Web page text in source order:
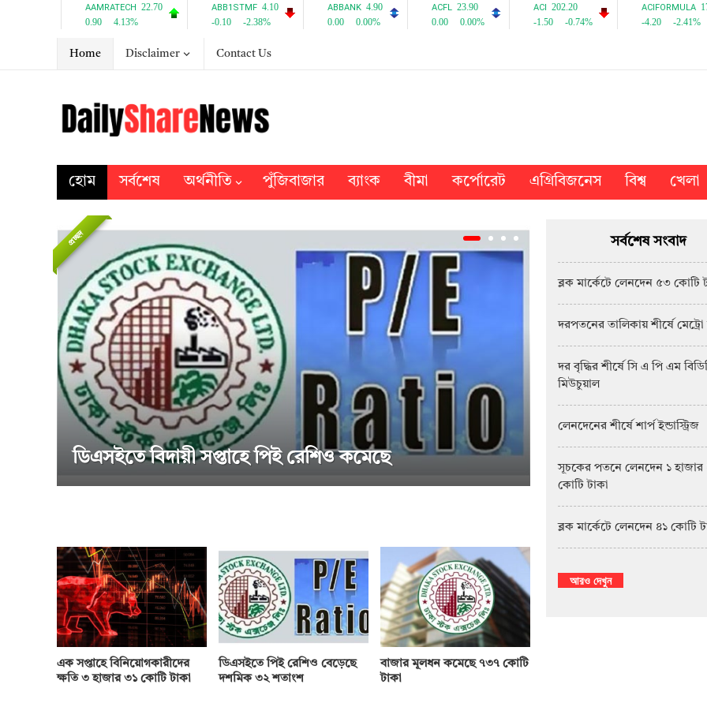
Home Disclaimer Contact Us
হোম সর্বশেষ অর্থনীতি পুঁজিবাজার ব্যাংক বীমা কর্পোরেট এগ্রিবিজনেস বিশ্ব খেলা
সপ্তাহে পিই রেশিও কমেছে
সাপ্তাহিক দর বৃদ্ধির শীর্ষে পিএফফার্স্ট
এক সপ্তাহে বিনিয়োগকারীদের
ক্ষতি ৩ হাজার ৩১ কোটি টাকা
ডিএসইতে পিই রেশিও বেড়েছে
দশমিক ৩২ শতাংশ
বাজার মূলধন কমেছে ৭৩৭ কোটি
টাকা
প্রচ্ছদ সর্বশেষ সংবাদ
ব্লক মার্কেটে লেনদেন ৫৩ কোটি
দরপতনের তালিকায় শীর্ষে মেট্রো
দর বৃদ্ধির শীর্ষে সি এ পি এম
মিউচুয়াল
লেনদেনের শীর্ষে শার্প ইন্ডাস্ট্রিজ
সূচকের পতনে লেনদেন ১ হাজার
কোটি টাকা
ব্লক মার্কেটে লেনদেন ৪১ কোটি
আরও দেখুন